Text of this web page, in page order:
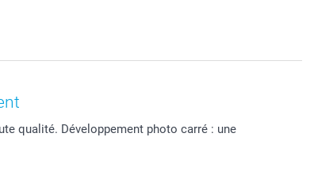
qualité. Développement photo carré : une